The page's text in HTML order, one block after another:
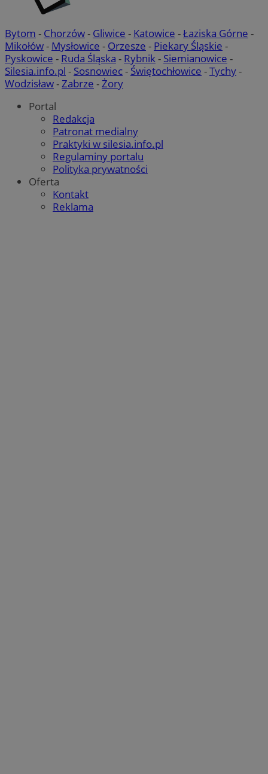
Bytom - Chorzów- Gliwice - Katowice -Łaziska Górne -
Mikołów- Mysłowice - Orzesze - Piekary Śląskie -
Pyskowice - Ruda Śląska - Rybnik- Siemianowice -
Silesia.info.pl - Sosnowiec- Świętochłowice -Tychy-
Wodzisław-Zabrze -Żory
Portal
Redakcja
Patronat medialny
Praktyki w silesia.info.pl
Regulaminy portalu
Polityka prywatności
Oferta
Kontakt
Reklama